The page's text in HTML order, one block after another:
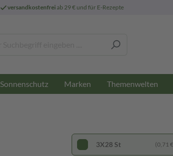
versandkostenfreiab 29 € und für E-Rezepte
Sonnenschutz Marken Themenwelten
3X28 St (0,71